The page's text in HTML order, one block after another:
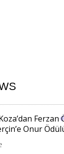
Ferzan
Onur